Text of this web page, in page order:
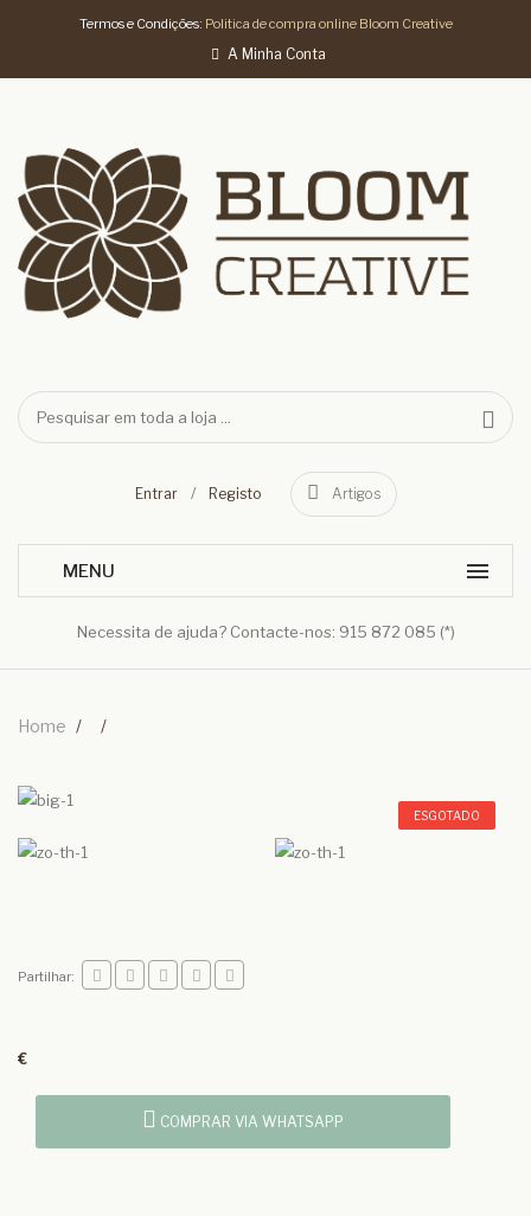
Termos e Condições: Politica de compra online Bloom Creative
A Minha Conta
Entrar / Registo Artigos
Necessita de ajuda? Contacte-nos: 915 872 085 (*)
Home / /
ESGOTADO
Partilhar:
€
COMPRAR VIA WHATSAPP